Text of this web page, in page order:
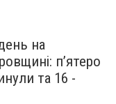
на
п’ятеро
та 16 -